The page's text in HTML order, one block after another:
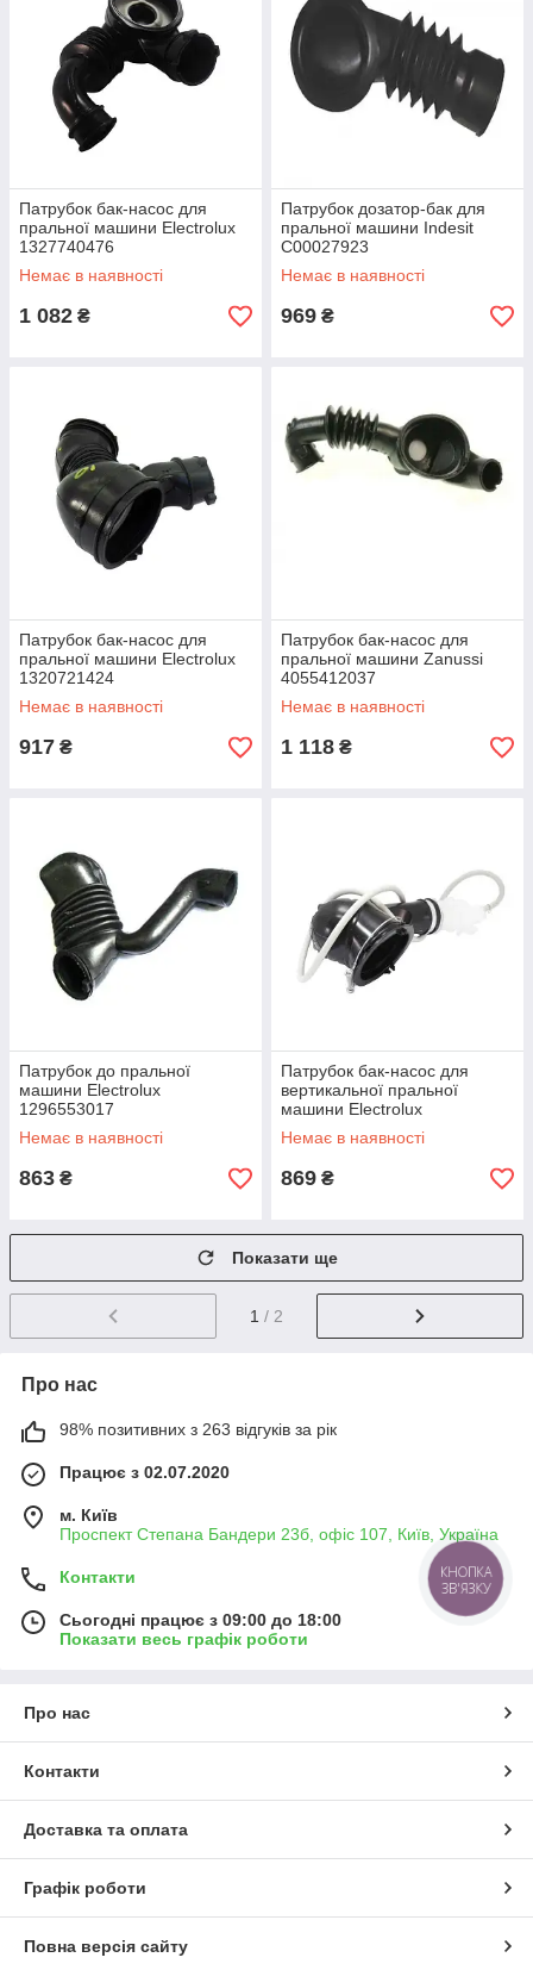
Патрубок бак-насос для
пральної машини Electrolux
1327740476
Немає в наявності
1 082 ₴
Патрубок дозатор-бак для
пральної машини Indesit
C00027923
Немає в наявності
969 ₴
Патрубок бак-насос для
пральної машини Electrolux
1320721424
Немає в наявності
917 ₴
Патрубок бак-насос для
пральної машини Zanussi
4055412037
Немає в наявності
1 118 ₴
Патрубок до пральної
машини Electrolux
1296553017
Немає в наявності
863 ₴
Патрубок бак-насос для
вертикальної пральної
машини Electrolux
1463268209
Немає в наявності
869 ₴
Показати ще
1 / 2
Про нас
98% позитивних з 263 відгуків за рік
Працює з 02.07.2020
м. Київ
Проспект Степана Бандери 23б, офіс 107, Київ, Україна
Контакти
Сьогодні працює з 09:00 до 18:00
Показати весь графік роботи
Про нас
Контакти
Доставка та оплата
Графік роботи
Повна версія сайту
КНОПКА
ЗВ'ЯЗКУ